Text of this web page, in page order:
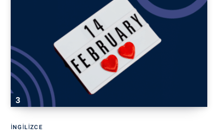
İNGILIZCE